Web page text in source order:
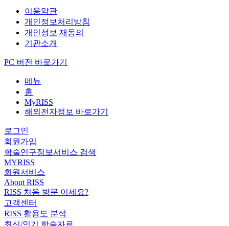
이용약관
개인정보처리방침
개인정보 재동의
기관소개
PC 버전 바로가기
메뉴
홈
MyRISS
해외전자정보 바로가기
로그인
회원가입
학술연구정보서비스 검색
MYRISS
회원서비스
About RISS
RISS 처음 방문 이세요?
고객센터
RISS 활용도 분석